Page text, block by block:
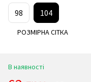
98 104
РОЗМІРНА СІТКА
В наявності